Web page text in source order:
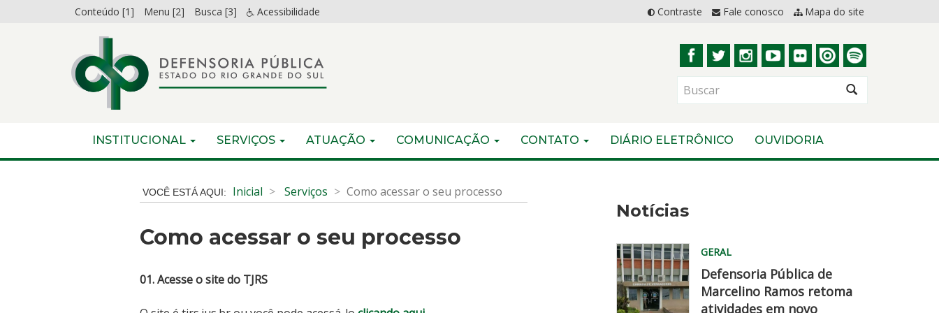
para
Conteúdo [1] Menu [2] Busca [3] Acessibilidade Contraste Fale conosco Mapa do site
BUSCAR
do
menu
INICIAL
INSTITUCIONAL SERVIÇOS ATUAÇÃO COMUNICAÇÃO CONTATO DIÁRIO ELETRÔNICO OUVIDORIA
Inicial Serviços Como acessar o seu processo
Como acessar o seu processo
01. Acesse o site do TJRS
Notícias
GERAL
Defensoria Pública de
Marcelino Ramos retoma
atividades em novo